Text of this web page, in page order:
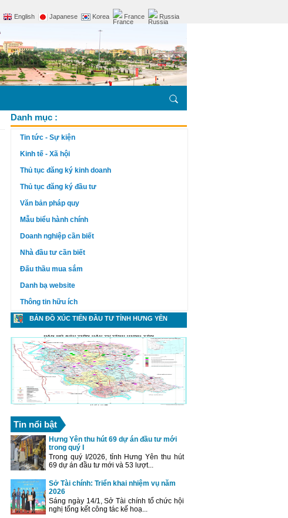
English Japanese Korea France Russia
Danh mục :
Tin tức - Sự kiện
Kinh tế - Xã hội
Thủ tục đăng ký kinh doanh
Thủ tục đăng ký đầu tư
Văn bản pháp quy
Mẫu biểu hành chính
Doanh nghiệp cần biết
Nhà đầu tư cần biết
Đấu thầu mua sắm
Danh bạ website
Thông tin hữu ích
BẢN ĐỒ XÚC TIẾN ĐẦU TƯ TỈNH HƯNG YÊN
Tin nổi bật
Hưng Yên thu hút 69 dự án đầu tư mới
trong quý I
Trong quý I/2026, tỉnh Hưng Yên thu hút
69 dự án đầu tư mới và 53 lượt...
Sở Tài chính: Triển khai nhiệm vụ năm
2026
Sáng ngày 14/1, Sở Tài chính tổ chức hội
nghị tổng kết công tác kế hoạ...